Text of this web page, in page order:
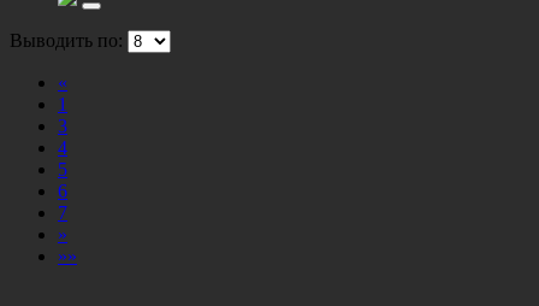
Выводить по:
«
1
3
4
5
6
7
»
»»